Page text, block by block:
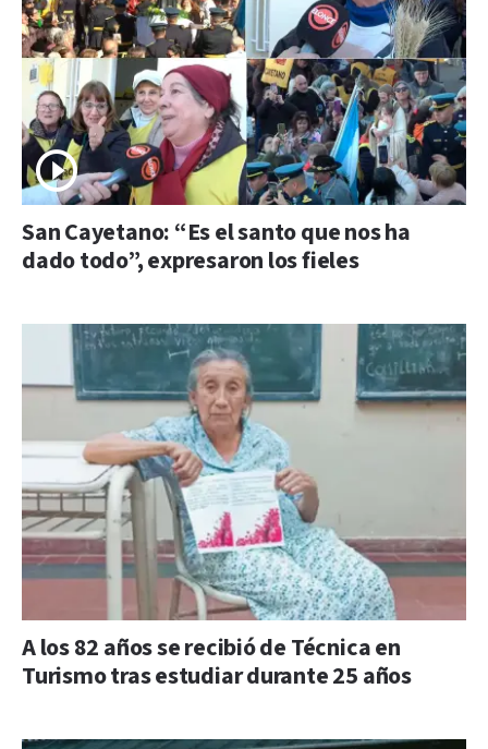
San Cayetano: “Es el santo que nos ha
dado todo”, expresaron los fieles
A los 82 años se recibió de Técnica en
Turismo tras estudiar durante 25 años